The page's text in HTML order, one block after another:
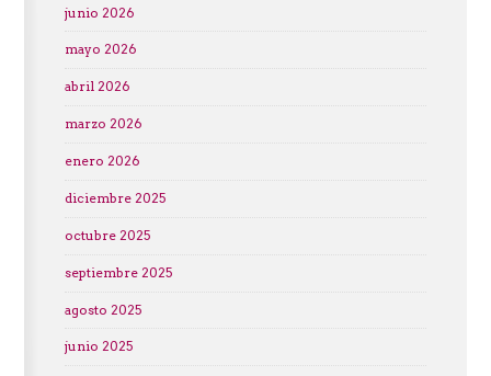
junio 2026
mayo 2026
abril 2026
marzo 2026
enero 2026
diciembre 2025
octubre 2025
septiembre 2025
agosto 2025
junio 2025